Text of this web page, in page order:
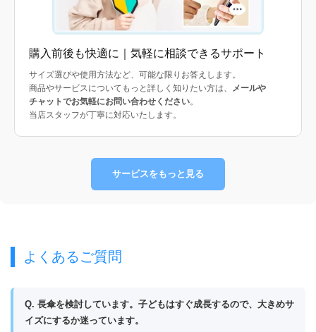
購入前後も快適に｜気軽に相談できるサポート
サイズ選びや使用方法など、可能な限りお答えします。
商品やサービスについてもっと詳しく知りたい方は、
メールや
チャットでお気軽にお問い合わせください。
当店スタッフが丁寧に対応いたします。
サービスをもっと見る
よくあるご質問
Q. 長傘を検討しています。子どもはすぐ成長するので、大きめサ
イズにするか迷っています。